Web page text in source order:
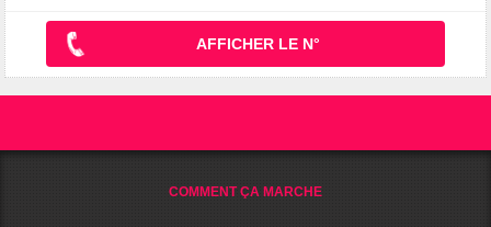
AFFICHER LE N°
COMMENT ÇA MARCHE